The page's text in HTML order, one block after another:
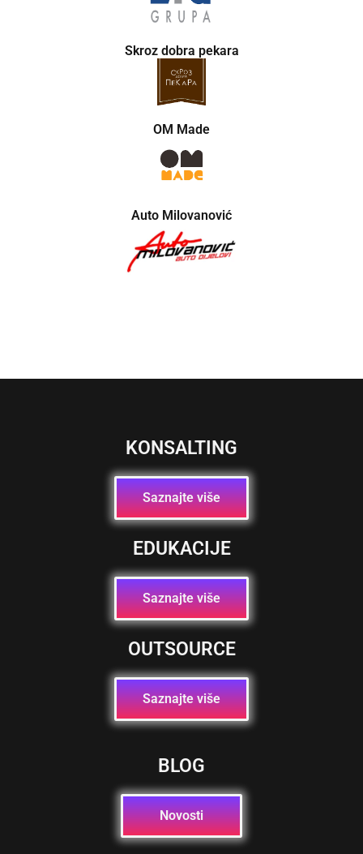
Skroz dobra pekara
OM Made
Auto Milovanović
KONSALTING
Saznajte više
EDUKACIJE
Saznajte više
OUTSOURCE
Saznajte više
BLOG
Novosti